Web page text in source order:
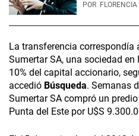
POR
La transferencia correspondía
Sumertar SA, una sociedad
10% del capital accionario,
accedió Búsqueda. Semanas
Sumertar SA compró un
Punta del Este por U$S